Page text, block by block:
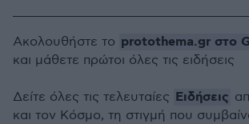
Ακολουθήστε το protothema.gr στο
και μάθετε πρώτοι όλες τις ειδήσεις
Δείτε όλες τις τελευταίες Ειδήσεις
και τον Κόσμο, τη στιγμή που